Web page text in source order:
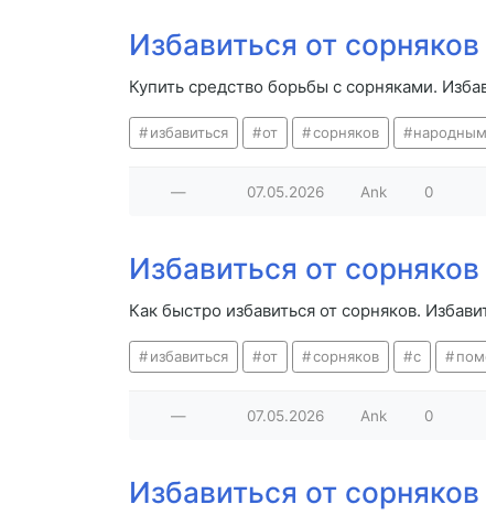
Избавиться от
Купить средство борьбы с сорняками.
избавиться от сорняков
— 07.05.2026 Ank 0
Избавиться от
Как быстро избавиться от сорняков.
избавиться от сорняков с
— 07.05.2026 Ank 0
Избавиться от сорняков